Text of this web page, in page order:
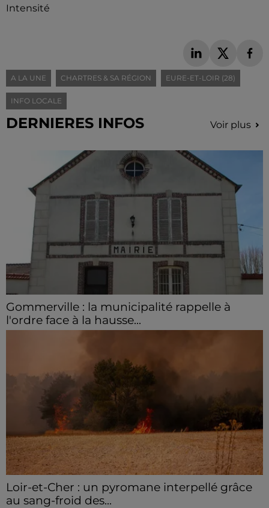
Intensité
A LA UNE CHARTRES & SA RÉGION EURE-ET-LOIR (28)
INFO LOCALE
DERNIERES INFOS Voir plus
Gommerville : la municipalité rappelle à
l'ordre face à la hausse...
hausse des incivilités, la mairie de Gommerville
hausse...
Loir-et-Cher : un pyromane interpellé grâce
au sang-froid des...